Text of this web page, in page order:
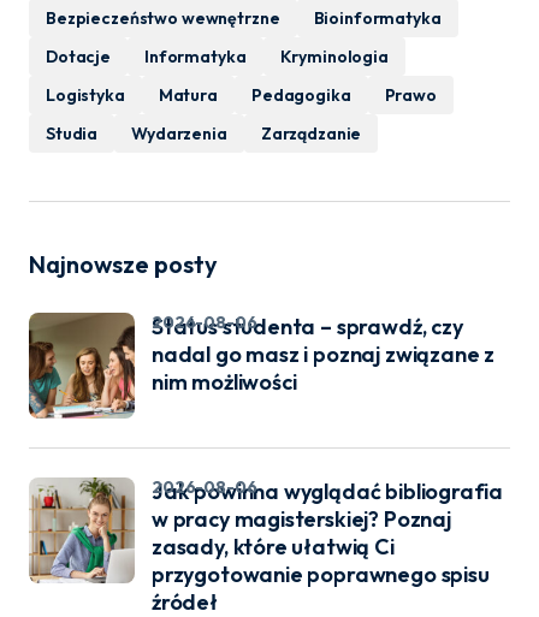
Bezpieczeństwo wewnętrzne
Bioinformatyka
Dotacje
Informatyka
Kryminologia
Logistyka
Matura Pedagogika
Prawo
Studia
Wydarzenia Zarządzanie
Najnowsze posty
Status studenta – sprawdź, czy
nadal go masz i poznaj związane z
nim możliwości
2026-08-06
Jak powinna wyglądać bibliografia
w pracy magisterskiej? Poznaj
zasady, które ułatwią Ci
przygotowanie poprawnego spisu
źródeł
2026-08-06